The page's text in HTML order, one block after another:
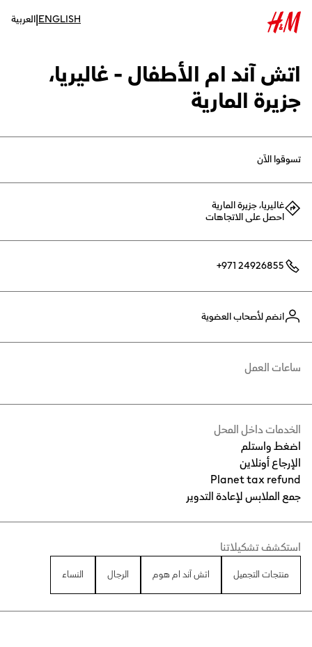
ENGLISH
|العربية
اتش آند ام الأطفال - غاليريا،
جزيرة المارية
تسوقوا الآن
غاليريا، جزيرة المارية
احصل على الاتجاهات
+971 24926855
انضم لأصحاب العضوية
الخدمات داخل المحل
اضغط واستلم
الإرجاع أونلاين
Planet tax refund
جمع الملابس لإعادة التدوير
ساعات العمل
استكشف تشكيلاتنا
منتجات التجميل اتش آند ام هوم الرجال النساء